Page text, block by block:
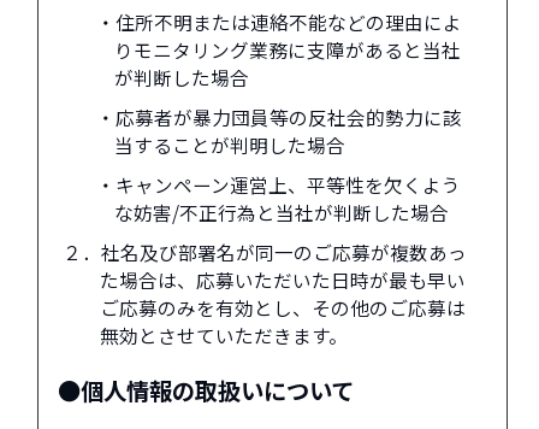
・住所不明または連絡不能などの理由によ
りモニタリング業務に支障があると当社
が判断した場合
・応募者が暴力団員等の反社会的勢力に該
当することが判明した場合
・キャンペーン運営上、平等性を欠くよう
な妨害/不正行為と当社が判断した場合
２．社名及び部署名が同一のご応募が複数あっ
た場合は、応募いただいた日時が最も早い
ご応募のみを有効とし、その他のご応募は
無効とさせていただきます。
●個人情報の取扱いについて